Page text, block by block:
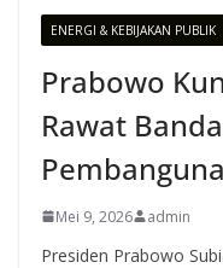
ENERGI & KEBIJAKAN PUBLIK
Prabowo
Rawat
Mei 9, 2026 admin
Presiden Prabowo